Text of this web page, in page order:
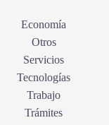
Economía
Otros
Servicios
Tecnologías
Trabajo
Trámites